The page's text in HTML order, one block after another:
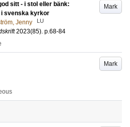
Mark
sitt - i stol eller bänk:
svenska kyrkor
Jenny LU
2023(85). p.68-84
Mark